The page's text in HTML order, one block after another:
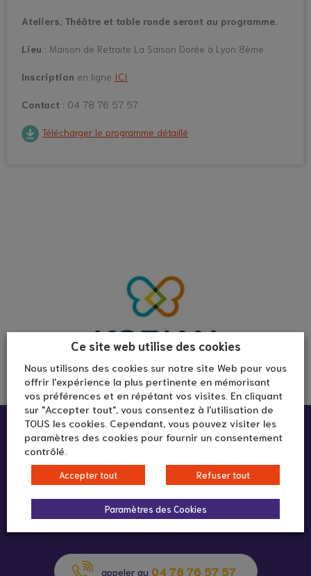
Ateliers, Théâtre et table ronde seront au programme.
Lieu : Maison de Retraite La Saison Dorée à Lyon 8ème
Inscription en ligne ICI
Contact : 04 78 76 57 57
Télécharger le programme détaillé
Infos pratiques :
Maison de retraite La Saison Dorée
appeler au 04 78 76 57 57
Ce site web utilise des cookies
Nous utilisons des cookies sur notre site Web pour vous
offrir l'expérience la plus pertinente en mémorisant
vos préférences et en répétant vos visites. En cliquant
sur "Accepter tout", vous consentez à l'utilisation de
TOUS les cookies. Cependant, vous pouvez visiter les
paramètres des cookies pour fournir un consentement
contrôlé.
Accepter tout Refuser tout
Paramètres des Cookies